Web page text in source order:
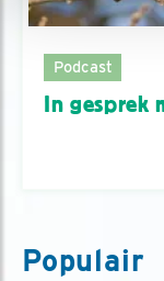
Podcast
In gesprek
Populair